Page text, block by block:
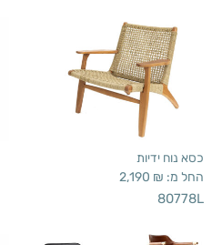
כסא נוח ידיות
החל מ: 2,190 ₪
80778L